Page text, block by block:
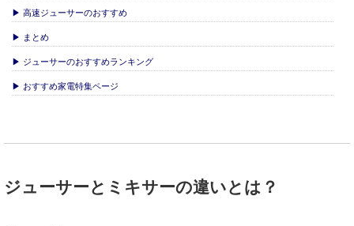
▶ 高速ジューサーのおすすめ
▶ まとめ
▶ ジューサーのおすすめランキング
▶ おすすめ家電特集ページ
ジューサーとミキサーの違いとは？